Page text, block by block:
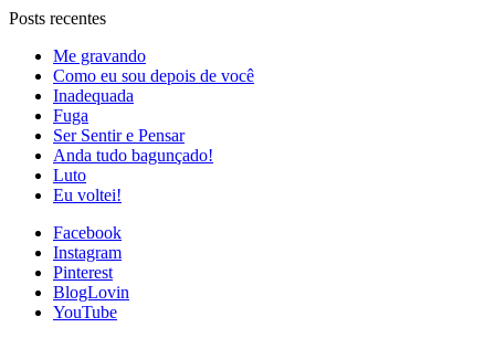
Posts recentes
Me gravando
Como eu sou depois de você
Inadequada
Fuga
Ser Sentir e Pensar
Anda tudo bagunçado!
Luto
Eu voltei!
Facebook
Instagram
Pinterest
BlogLovin
YouTube